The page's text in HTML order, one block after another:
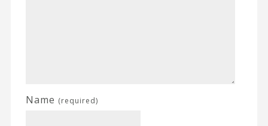
Name (required)